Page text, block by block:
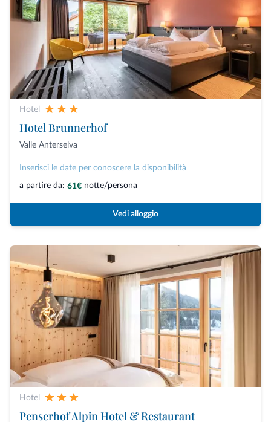
Hotel
Hotel Brunnerhof
Valle Anterselva
Inserisci le date per conoscere la disponibilità
a partire da: 61€ notte/persona
Vedi alloggio
Hotel
Penserhof Alpin Hotel & Restaurant